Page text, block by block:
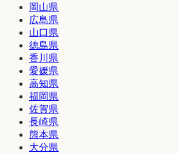
岡山県
広島県
山口県
徳島県
香川県
愛媛県
高知県
福岡県
佐賀県
長崎県
熊本県
大分県